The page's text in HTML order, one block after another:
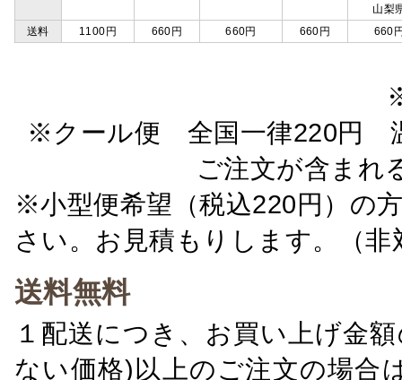
山梨
送料
1100円 660円 660円 660円 660
※クール便 全国一律220円
ご注文が含ま
※小型便希望（税込220円）の
さい。お見積もりします。（非
送料無料
１配送につき、お買い上げ金
ない価格)以上のご注文の場合